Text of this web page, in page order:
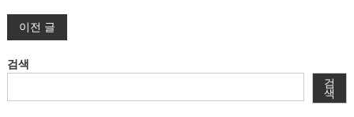
글
탐
색
이전 글
검색
검
색